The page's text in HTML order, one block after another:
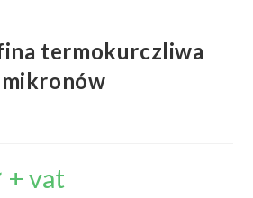
termokurczliwa
+ vat